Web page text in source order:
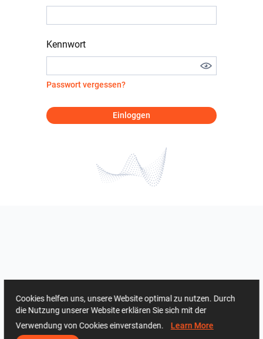
Kennwort
Passwort vergessen?
Einloggen
Cookies helfen uns, unsere Website optimal zu nutzen. Durch
die Nutzung unserer Website erklären Sie sich mit der
Verwendung von Cookies einverstanden. Learn More